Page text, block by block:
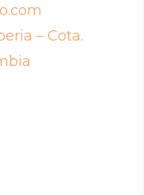
– Cota.